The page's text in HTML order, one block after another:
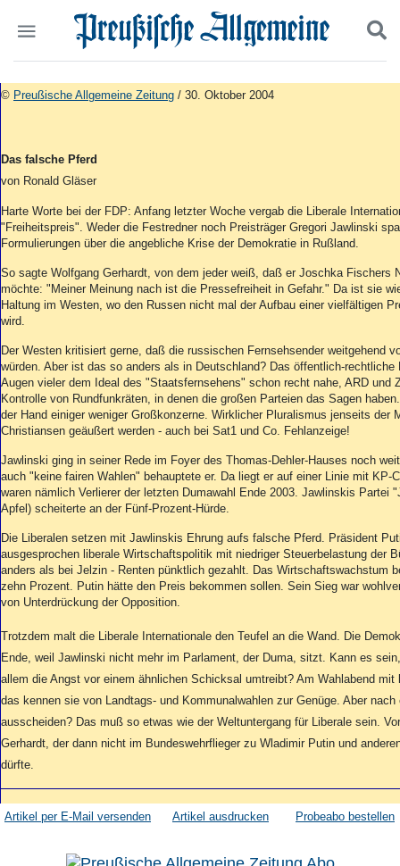
Start
Wer wir sind
Aktuelle Ausgabe
Abonnenten-Login
Abo Prämien
Archiv
Mediadaten
Politik
Geschichte
Ostpreußen
Pommern
Berlin-Brandenburg
Schlesien
Danzig und Westpreußen
Kontakt
Impressum
Datenschutz
Suchen und finden
© Preußische Allgemeine Zeitung / 30. Oktober 2004
Das falsche Pferd
von Ronald Gläser
Harte Worte bei der FDP: Anfang letzter Woche vergab die Liberale
"Freiheitspreis". Weder die Festredner noch Preisträger Gregori Jawlinski
Formulierungen über die angebliche Krise der Demokratie in Rußland.
So sagte Wolfgang Gerhardt, von dem jeder weiß, daß er Joschka Fischers
möchte: "Meiner Meinung nach ist die Pressefreiheit in Gefahr." Da ist sie
Haltung im Westen, wo den Russen nicht mal der Aufbau einer vielfältigen
wird.
Der Westen kritisiert gerne, daß die russischen Fernsehsender weitgehend
würden. Aber ist das so anders als in Deutschland? Das öffentlich-rechtliche
Augen vieler dem Ideal des "Staatsfernsehens" schon recht nahe, ARD und
Kontrolle von Rundfunkräten, in denen die großen Parteien das Sagen
der Hand einiger weniger Großkonzerne. Wirklicher Pluralismus jenseits der
Christiansen geäußert werden - auch bei Sat1 und Co. Fehlanzeige!
Jawlinski ging in seiner Rede im Foyer des Thomas-Dehler-Hauses noch
auch "keine fairen Wahlen" behauptete er. Da liegt er auf einer Linie mit KP-
waren nämlich Verlierer der letzten Dumawahl Ende 2003. Jawlinskis Partei
Apfel) scheiterte an der Fünf-Prozent-Hürde.
Die Liberalen setzen mit Jawlinskis Ehrung aufs falsche Pferd. Präsident
ausgesprochen liberale Wirtschaftspolitik mit niedriger Steuerbelastung der
anders als bei Jelzin - Renten pünktlich gezahlt. Das Wirtschaftswachstum
zehn Prozent. Putin hätte den Preis bekommen sollen. Sein Sieg war
von Unterdrückung der Opposition.
Trotzdem malt die Liberale Internationale den Teufel an die Wand. Die
Ende, weil Jawlinski nicht mehr im Parlament, der Duma, sitzt. Kann es
allem die Angst vor einem ähnlichen Schicksal umtreibt? Am Wahlabend mit
das kennen sie von Landtags- und Kommunalwahlen zur Genüge. Aber
ausscheiden? Das muß so etwas wie der Weltuntergang für Liberale sein.
Gerhardt, der dann nicht im Bundeswehrflieger zu Wladimir Putin und
dürfte.
Artikel per E-Mail versenden Artikel ausdrucken Probeabo bestellen